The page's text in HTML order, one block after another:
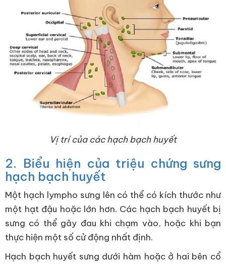
Vị trí của các hạch bạch huyết
2. Biểu hiện của triệu chứng sưng
hạch bạch huyết
Một hạch lympho sưng lên có thể có kích thước như
một hạt đậu hoặc lớn hơn. Các hạch bạch huyết bị
sưng có thể gây đau khi chạm vào, hoặc khi bạn
thực hiện một số cử động nhất định.
Hạch bạch huyết sưng dưới hàm hoặc ở hai bên cổ